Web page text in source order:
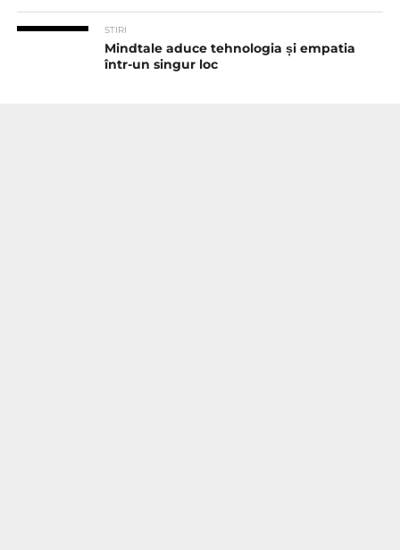
STIRI
Mindtale aduce tehnologia și empatia
într-un singur loc